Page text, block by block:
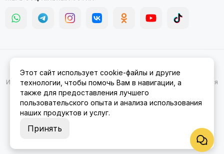
Амуре.Карта сайта
Информация на сайте носит ознакомительный характер и не является
публичной офертой.
Этот сайт использует cookie-файлы и другие
технологии, чтобы помочь Вам в навигации, а
также для предоставления лучшего
пользовательского опыта и анализа использования
наших продуктов и услуг.
Принять